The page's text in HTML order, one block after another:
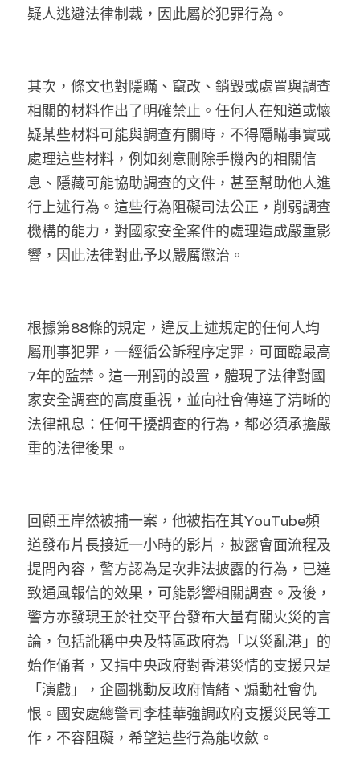
張美雄專欄
香港科技專上書院｜專欄
疑人逃避法律制裁，因此屬於犯罪行為。
其次，條文也對隱瞞、竄改、銷毀或處置與調查
相關的材料作出了明確禁止。任何人在知道或懷
疑某些材料可能與調查有關時，不得隱瞞事實或
處理這些材料，例如刻意刪除手機內的相關信
息、隱藏可能協助調查的文件，甚至幫助他人進
行上述行為。這些行為阻礙司法公正，削弱調查
機構的能力，對國家安全案件的處理造成嚴重影
響，因此法律對此予以嚴厲懲治。
根據第88條的規定，違反上述規定的任何人均
屬刑事犯罪，一經循公訴程序定罪，可面臨最高
7年的監禁。這一刑罰的設置，體現了法律對國
家安全調查的高度重視，並向社會傳達了清晰的
法律訊息：任何干擾調查的行為，都必須承擔嚴
重的法律後果。
回顧王岸然被捕一案，他被指在其YouTube頻
道發布片長接近一小時的影片，披露會面流程及
提問內容，警方認為是次非法披露的行為，已達
致通風報信的效果，可能影響相關調查。及後，
警方亦發現王於社交平台發布大量有關火災的言
論，包括訛稱中央及特區政府為「以災亂港」的
始作俑者，又指中央政府對香港災情的支援只是
「演戲」，企圖挑動反政府情緒、煽動社會仇
恨。國安處總警司李桂華強調政府支援災民等工
作，不容阻礙，希望這些行為能收斂。